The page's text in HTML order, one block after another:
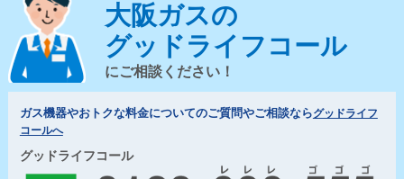
大阪ガスの
グッドライフコール
にご相談ください！
ガス機器やおトクな料金についてのご質問やご相談ならグッドライフ
コールへ
グッドライフコール